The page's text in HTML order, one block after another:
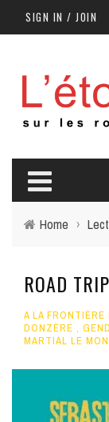
SIGN IN / JOIN
Home ›
ROAD
A LA FRONTIÈRE
DONZÈRE ,
MARTIAL LE